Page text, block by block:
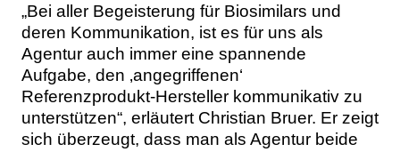
„Bei aller Begeisterung für Biosimilars und
deren Kommunikation, ist es für uns als
Agentur auch immer eine spannende
Aufgabe, den ‚angegriffenen‘
Referenzprodukt-Hersteller kommunikativ zu
unterstützen“, erläutert Christian Bruer. Er zeigt
sich überzeugt, dass man als Agentur beide